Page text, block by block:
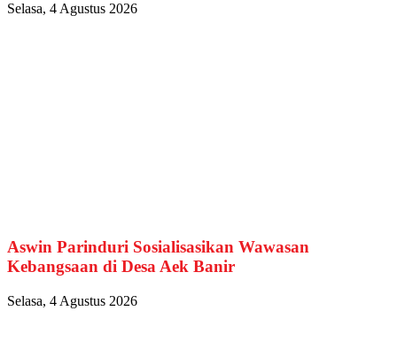
Selasa, 4 Agustus 2026
Aswin Parinduri Sosialisasikan Wawasan
Kebangsaan di Desa Aek Banir
Selasa, 4 Agustus 2026